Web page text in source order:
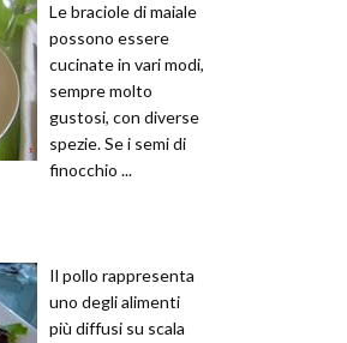
Le braciole di maiale
possono essere
cucinate in vari modi,
sempre molto
gustosi, con diverse
spezie. Se i semi di
finocchio ...
Il pollo rappresenta
uno degli alimenti
più diffusi su scala